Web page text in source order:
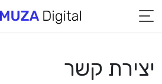
יצירת קשר